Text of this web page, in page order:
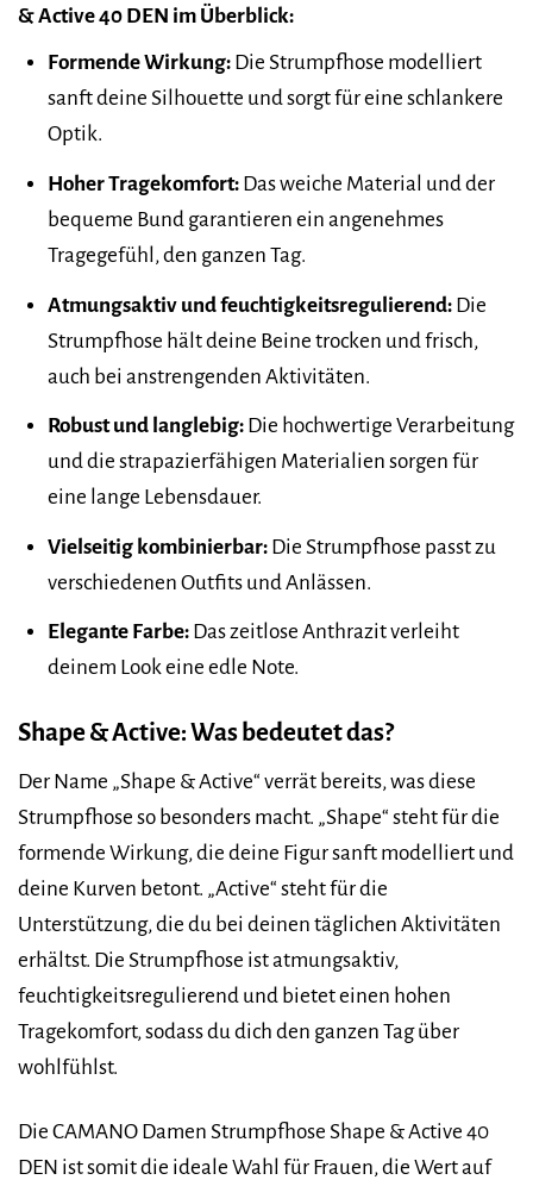
& Active 40 DEN im Überblick:
Formende Wirkung:Die Strumpfhose modelliert
sanft deine Silhouette und sorgt für eine schlankere
Optik.
Hoher Tragekomfort:Das weiche Material und der
bequeme Bund garantieren ein angenehmes
Tragegefühl, den ganzen Tag.
Atmungsaktiv und feuchtigkeitsregulierend:Die
Strumpfhose hält deine Beine trocken und frisch,
auch bei anstrengenden Aktivitäten.
Robust und langlebig:Die hochwertige Verarbeitung
und die strapazierfähigen Materialien sorgen für
eine lange Lebensdauer.
Vielseitig kombinierbar:Die Strumpfhose passt zu
verschiedenen Outfits und Anlässen.
Elegante Farbe:Das zeitlose Anthrazit verleiht
deinem Look eine edle Note.
Shape & Active: Was bedeutet das?
Der Name „Shape & Active“ verrät bereits, was diese
Strumpfhose so besonders macht. „Shape“ steht für die
formende Wirkung, die deine Figur sanft modelliert und
deine Kurven betont. „Active“ steht für die
Unterstützung, die du bei deinen täglichen Aktivitäten
erhältst. Die Strumpfhose ist atmungsaktiv,
feuchtigkeitsregulierend und bietet einen hohen
Tragekomfort, sodass du dich den ganzen Tag über
wohlfühlst.
Die CAMANO Damen Strumpfhose Shape & Active 40
DEN ist somit die ideale Wahl für Frauen, die Wert auf